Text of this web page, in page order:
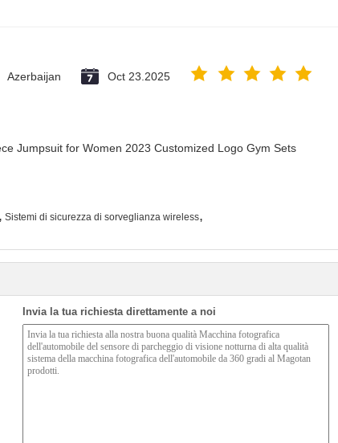
Azerbaijan Oct 23.2025
Jumpsuit for Women 2023 Customized Logo Gym Sets
, Sistemi di sicurezza di sorveglianza wireless,
Invia la tua richiesta direttamente a noi